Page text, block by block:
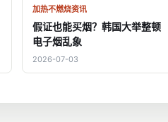
加热不燃烧资讯
假证也能买烟？韩国大举整顿
电子烟乱象
2026-07-03